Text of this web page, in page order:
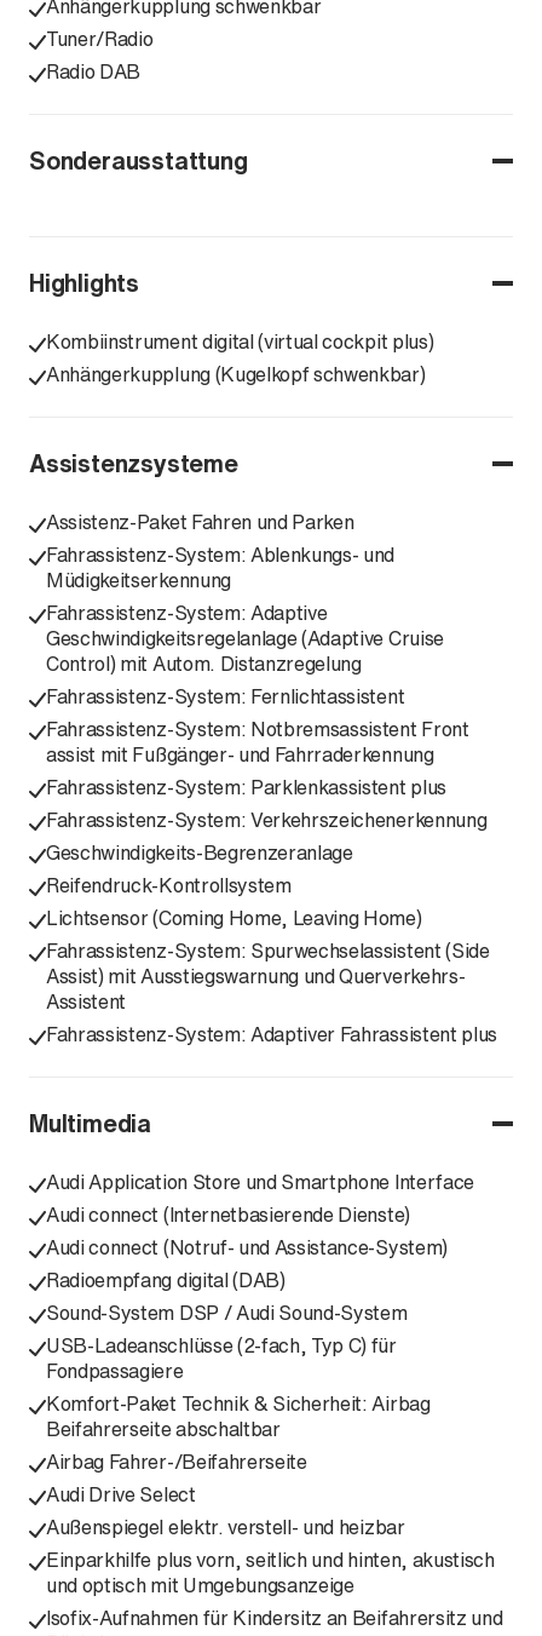
Anhängerkupplung schwenkbar
Tuner/Radio
Radio DAB
Sonderausstattung
Highlights
Kombiinstrument digital (virtual cockpit plus)
Anhängerkupplung (Kugelkopf schwenkbar)
Assistenzsysteme
Assistenz-Paket Fahren und Parken
Fahrassistenz-System: Ablenkungs- und
Müdigkeitserkennung
Fahrassistenz-System: Adaptive
Geschwindigkeitsregelanlage (Adaptive Cruise
Control) mit Autom. Distanzregelung
Fahrassistenz-System: Fernlichtassistent
Fahrassistenz-System: Notbremsassistent Front
assist mit Fußgänger- und Fahrraderkennung
Fahrassistenz-System: Parklenkassistent plus
Fahrassistenz-System: Verkehrszeichenerkennung
Geschwindigkeits-Begrenzeranlage
Reifendruck-Kontrollsystem
Lichtsensor (Coming Home, Leaving Home)
Fahrassistenz-System: Spurwechselassistent (Side
Assist) mit Ausstiegswarnung und Querverkehrs-
Assistent
Fahrassistenz-System: Adaptiver Fahrassistent plus
Multimedia
Audi Application Store und Smartphone Interface
Audi connect (Internetbasierende Dienste)
Audi connect (Notruf- und Assistance-System)
Radioempfang digital (DAB)
Sound-System DSP / Audi Sound-System
USB-Ladeanschlüsse (2-fach, Typ C) für
Fondpassagiere
Komfort-Paket Technik & Sicherheit: Airbag
Beifahrerseite abschaltbar
Airbag Fahrer-/Beifahrerseite
Audi Drive Select
Außenspiegel elektr. verstell- und heizbar
Einparkhilfe plus vorn, seitlich und hinten, akustisch
und optisch mit Umgebungsanzeige
Isofix-Aufnahmen für Kindersitz an Beifahrersitz und